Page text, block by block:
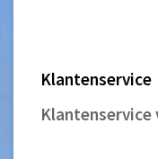
Klantenservice
Klantenservice